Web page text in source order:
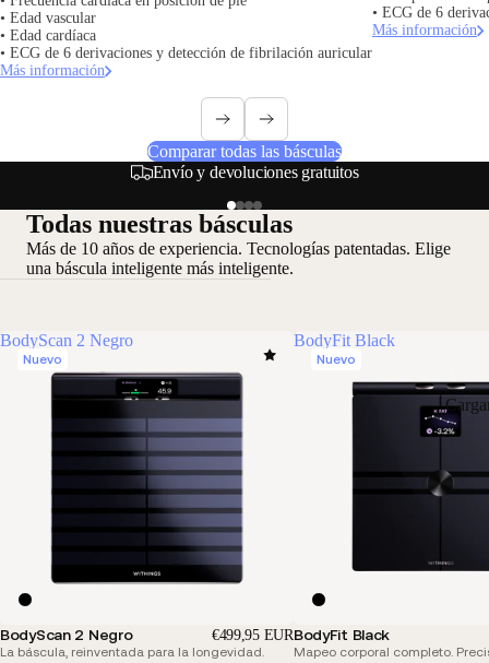
• Edad vascular
• Edad cardíaca
• ECG de 6 derivaciones y detección de fibrilación auricular
Más información
• ECG de 6
Más información
Comparar todas las básculas
Opciones de pago seguras y flexibles
Todas nuestras básculas
Más de 10 años de experiencia. Tecnologías patentadas. Elige
una báscula inteligente más inteligente.
BodyScan 2 Negro
Nuevo
BodyScan 2 Negro €499,95 EUR
La báscula, reinventada para la longevidad.
BodyFit Black
Nuevo
BodyFit Black
Mapeo corporal completo.